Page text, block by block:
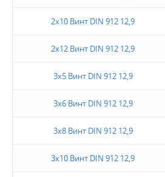
2х10 Винт DIN 912 12,9
2х12 Винт DIN 912 12,9
3х5 Винт DIN 912 12,9
3х6 Винт DIN 912 12,9
3х8 Винт DIN 912 12,9
3х10 Винт DIN 912 12,9